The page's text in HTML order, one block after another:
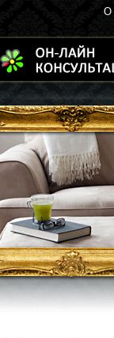
О